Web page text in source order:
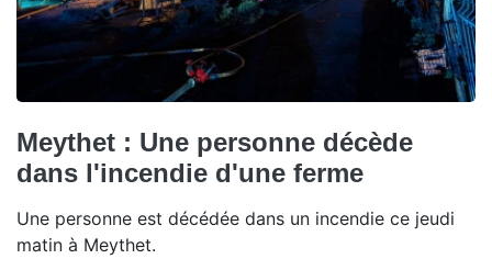
Meythet : Une personne décède
dans l'incendie d'une ferme
Une personne est décédée dans un incendie ce jeudi
matin à Meythet.